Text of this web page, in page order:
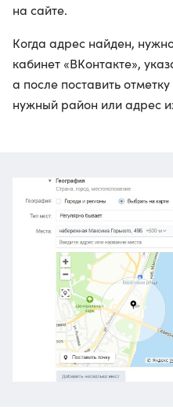
на сайте.
Когда адрес найден,
кабинет «ВКонтакте»,
а после поставить
нужный район или адрес